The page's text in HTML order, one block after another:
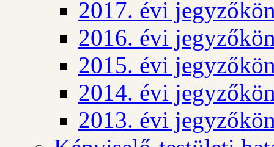
2017. évi
2016. évi
2015. évi
2014. évi
2013. évi